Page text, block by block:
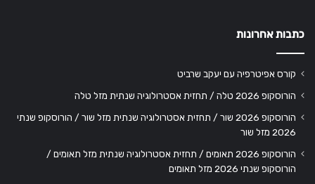
כתבות אחרונות
קורס אפיטרפיה עם יעקב שרביט
הורוסקופ 2026 טלה / תחזית אסטרולוגיה שנתית מזל טלה
הורוסקופ 2026 שור / תחזית אסטרולוגיה שנתית מזל שור / הורוסקופ שנתי
2026 מזל שור
הורוסקופ 2026 תאומים / תחזית אסטרולוגיה שנתית מזל תאומים /
הורוסקופ שנתי 2026 מזל תאומים